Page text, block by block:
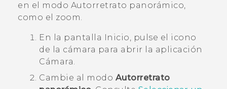
en el modo Autorretrato panorámico,
como el zoom.
En la pantalla Inicio, pulse el icono
de la cámara para abrir la aplicación
Cámara.
Cambie al modo Autorretrato